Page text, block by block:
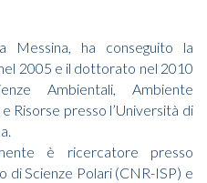
Messina, ha conseguito la
2005 e il dottorato nel 2010
Ambientali, Ambiente
Risorse presso l’Università di
è ricercatore presso
di Scienze Polari (CNR-ISP) e